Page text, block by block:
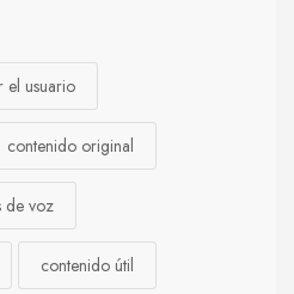
el usuario
contenido original
de voz
contenido útil